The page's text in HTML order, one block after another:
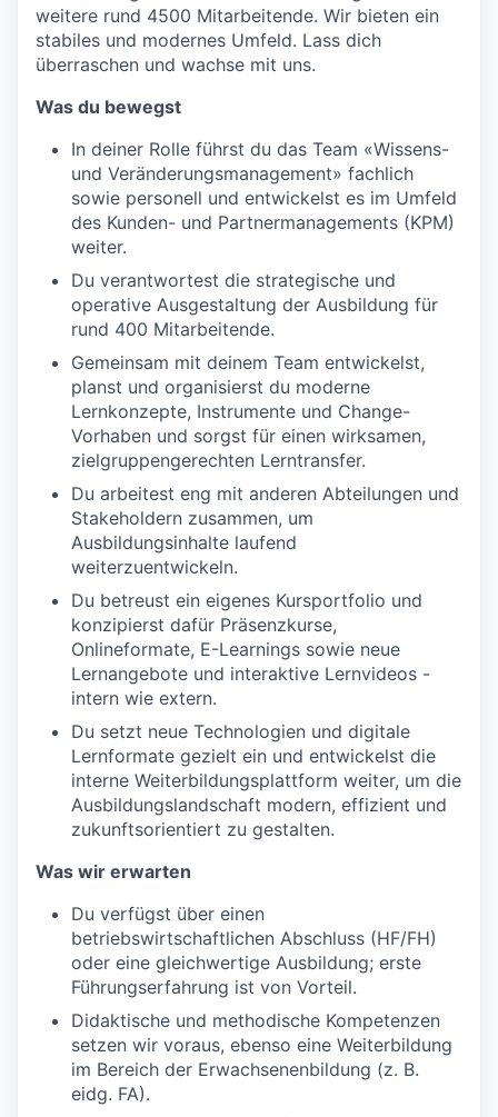
weitere rund 4500 Mitarbeitende. Wir bieten ein
stabiles und modernes Umfeld. Lass dich
überraschen und wachse mit uns.
Was du bewegst
In deiner Rolle führst du das Team «Wissens-
und Veränderungsmanagement» fachlich
sowie personell und entwickelst es im Umfeld
des Kunden- und Partnermanagements (KPM)
weiter.
Du verantwortest die strategische und
operative Ausgestaltung der Ausbildung für
rund 400 Mitarbeitende.
Gemeinsam mit deinem Team entwickelst,
planst und organisierst du moderne
Lernkonzepte, Instrumente und Change-
Vorhaben und sorgst für einen wirksamen,
zielgruppengerechten Lerntransfer.
Du arbeitest eng mit anderen Abteilungen und
Stakeholdern zusammen, um
Ausbildungsinhalte laufend
weiterzuentwickeln.
Du betreust ein eigenes Kursportfolio und
konzipierst dafür Präsenzkurse,
Onlineformate, E-Learnings sowie neue
Lernangebote und interaktive Lernvideos -
intern wie extern.
Du setzt neue Technologien und digitale
Lernformate gezielt ein und entwickelst die
interne Weiterbildungsplattform weiter, um die
Ausbildungslandschaft modern, effizient und
zukunftsorientiert zu gestalten.
Was wir erwarten
Du verfügst über einen
betriebswirtschaftlichen Abschluss (HF/FH)
oder eine gleichwertige Ausbildung; erste
Führungserfahrung ist von Vorteil.
Didaktische und methodische Kompetenzen
setzen wir voraus, ebenso eine Weiterbildung
im Bereich der Erwachsenenbildung (z. B.
eidg. FA).